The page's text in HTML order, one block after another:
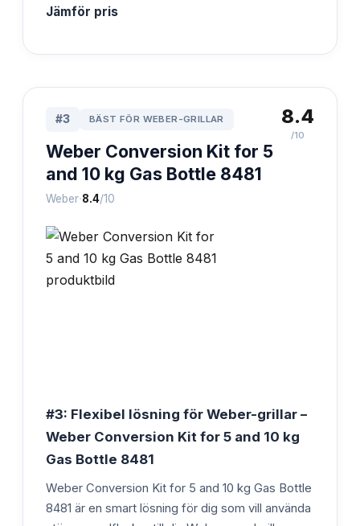
Jämför pris
#3 BÄST FÖR WEBER-GRILLAR
Weber Conversion Kit for 5
and 10 kg Gas Bottle 8481
Weber·8.4/10
8.4
/10
#3: Flexibel lösning för Weber-grillar –
Weber Conversion Kit for 5 and 10 kg
Gas Bottle 8481
Weber Conversion Kit for 5 and 10 kg Gas Bottle
8481 är en smart lösning för dig som vill använda